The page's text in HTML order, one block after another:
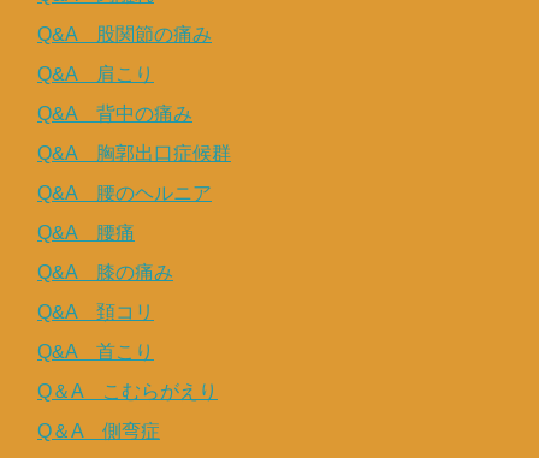
Q&A 股関節の痛み
Q&A 肩こり
Q&A 背中の痛み
Q&A 胸郭出口症候群
Q&A 腰のヘルニア
Q&A 腰痛
Q&A 膝の痛み
Q&A 頚コリ
Q&A 首こり
Q＆A こむらがえり
Q＆A 側弯症